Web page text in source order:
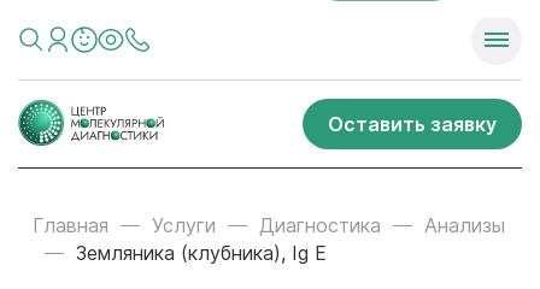
Оставить заявку
Главная Услуги Диагностика
Анализы
Земляника (клубника), Ig E